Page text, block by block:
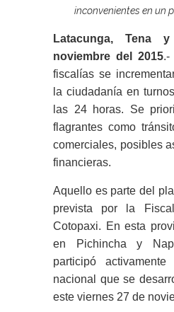
inconvenientes en un
Latacunga, Tena
noviembre del 2015.-
fiscalías se
la ciudadanía en
las 24 horas. Se
flagrantes como
comerciales, posibles
financieras.
Aquello es parte del
prevista por la
Cotopaxi. En esta
en Pichincha y
participó
nacional que se
este viernes 27 de